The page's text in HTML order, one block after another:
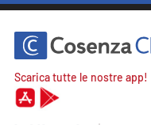
Scarica tutte le nostre app!